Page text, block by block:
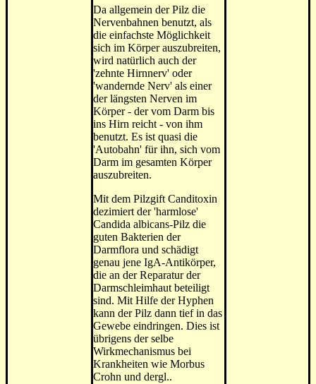
Da allgemein der Pilz die
Nervenbahnen benutzt, als
die einfachste Möglichkeit
sich im Körper auszubreiten,
wird natürlich auch der
'zehnte Hirnnerv' oder
'wandernde Nerv' als einer
der längsten Nerven im
Körper - der vom Darm bis
ins Hirn reicht - von ihm
benutzt. Es ist quasi die
'Autobahn' für ihn, sich vom
Darm im gesamten Körper
auszubreiten.
Mit dem Pilzgift Canditoxin
dezimiert der 'harmlose'
Candida albicans-Pilz die
guten Bakterien der
Darmflora und schädigt
genau jene IgA-Antikörper,
die an der Reparatur der
Darmschleimhaut beteiligt
sind. Mit Hilfe der Hyphen
kann der Pilz dann tief in das
Gewebe eindringen. Dies ist
übrigens der selbe
Wirkmechanismus bei
Krankheiten wie Morbus
Crohn und dergl..